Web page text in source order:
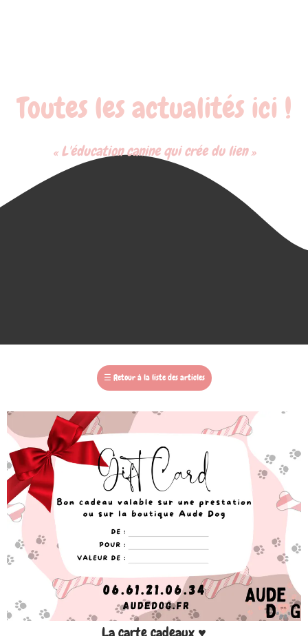
Toutes les actualités ici !
« L'éducation canine qui crée du lien »
☰ Retour à la liste des articles
La carte cadeaux ♥